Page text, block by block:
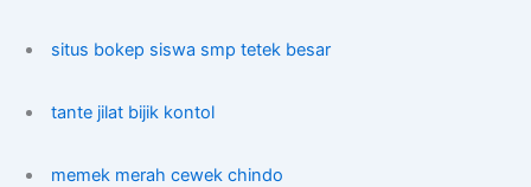
situs bokep siswa smp tetek besar
tante jilat bijik kontol
memek merah cewek chindo